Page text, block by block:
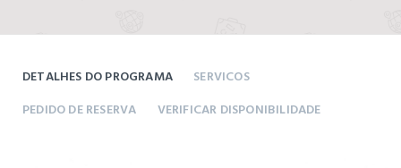
DETALHES DO PROGRAMA
SERVICOS
PEDIDO DE RESERVA
VERIFICAR DISPONIBILIDADE